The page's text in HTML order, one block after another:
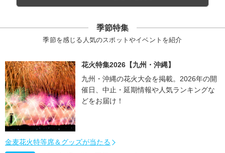
季節特集
季節を感じる人気のスポットやイベントを紹介
花火特集2026【九州・沖縄】
九州・沖縄の花火大会を掲載。2026年の開
催日、中止・延期情報や人気ランキングな
どをお届け！
金麦花火特等席＆グッズが当たる